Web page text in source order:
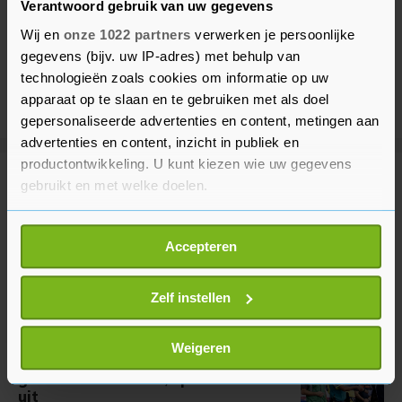
Verantwoord gebruik van uw gegevens
Wij en onze 1022 partners verwerken je persoonlijke
gegevens (bijv. uw IP-adres) met behulp van
technologieën zoals cookies om informatie op uw
apparaat op te slaan en te gebruiken met als doel
gepersonaliseerde advertenties en content, metingen aan
advertenties en content, inzicht in publiek en
productontwikkeling. U kunt kiezen wie uw gegevens
gebruikt en met welke doelen.
Als u het toestaat, willen we ook graag:
Informatie verzamelen over uw geografische
locatie, die tot een paar meter nauwkeurig kan zijn
Uw apparaat identificeren door het actief te
scannen op specifieke eigenschappen (fingerprinting)
Lees meer over hoe uw persoonlijke gegevens worden
verwerkt en stel uw voorkeuren in het
U kunt uw toestemming op elk moment wijzigen of
Accepteren
Zelf instellen
Weigeren
Meer uit Binnenland
Noodverordening om brand
Venray nog zeker tot
donderdagochtend
Rob Jetten bezoekt Venray na
uit